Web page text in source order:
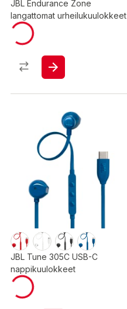
JBL Endurance Zone
langattomat urheilukuulokkeet
JBL Tune 305C USB-C
nappikuulokkeet